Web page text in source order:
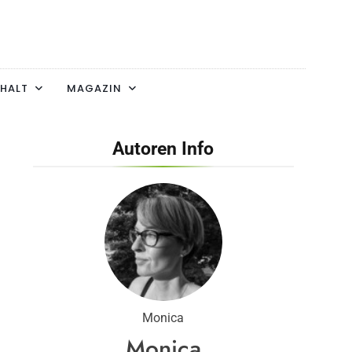
MAGAZIN
Autoren Info
Monica